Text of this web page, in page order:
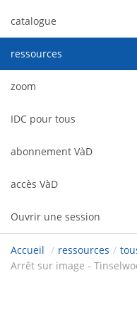
catalogue
ressources
zoom
IDC pour tous
abonnement VàD
accès VàD
Ouvrir une session
Accueil / ressources /
Arrêt sur image -